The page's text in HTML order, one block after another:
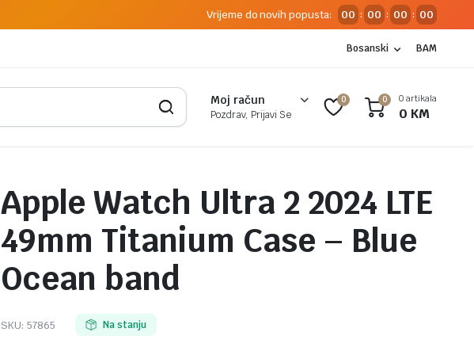
Vrijeme do novih popusta: 00 : 00 : 00 : 00
Bosanski BAM
Moj račun
Pozdrav, Prijavi Se
0 0 0 artikala
0 KM
Apple Watch Ultra 2 2024 LTE
49mm Titanium Case – Blue
Ocean band
SKU: 57865 Na stanju